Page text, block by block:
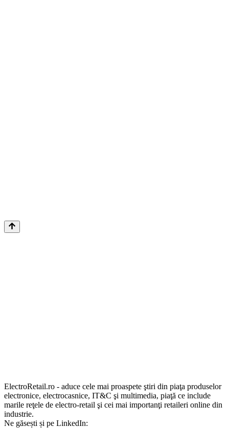
ElectroRetail.ro - aduce cele mai proaspete ştiri din piaţa produselor
electronice, electrocasnice, IT&C şi multimedia, piaţă ce include
marile reţele de electro-retail şi cei mai importanţi retaileri online din
industrie.
Ne găsești și pe LinkedIn: